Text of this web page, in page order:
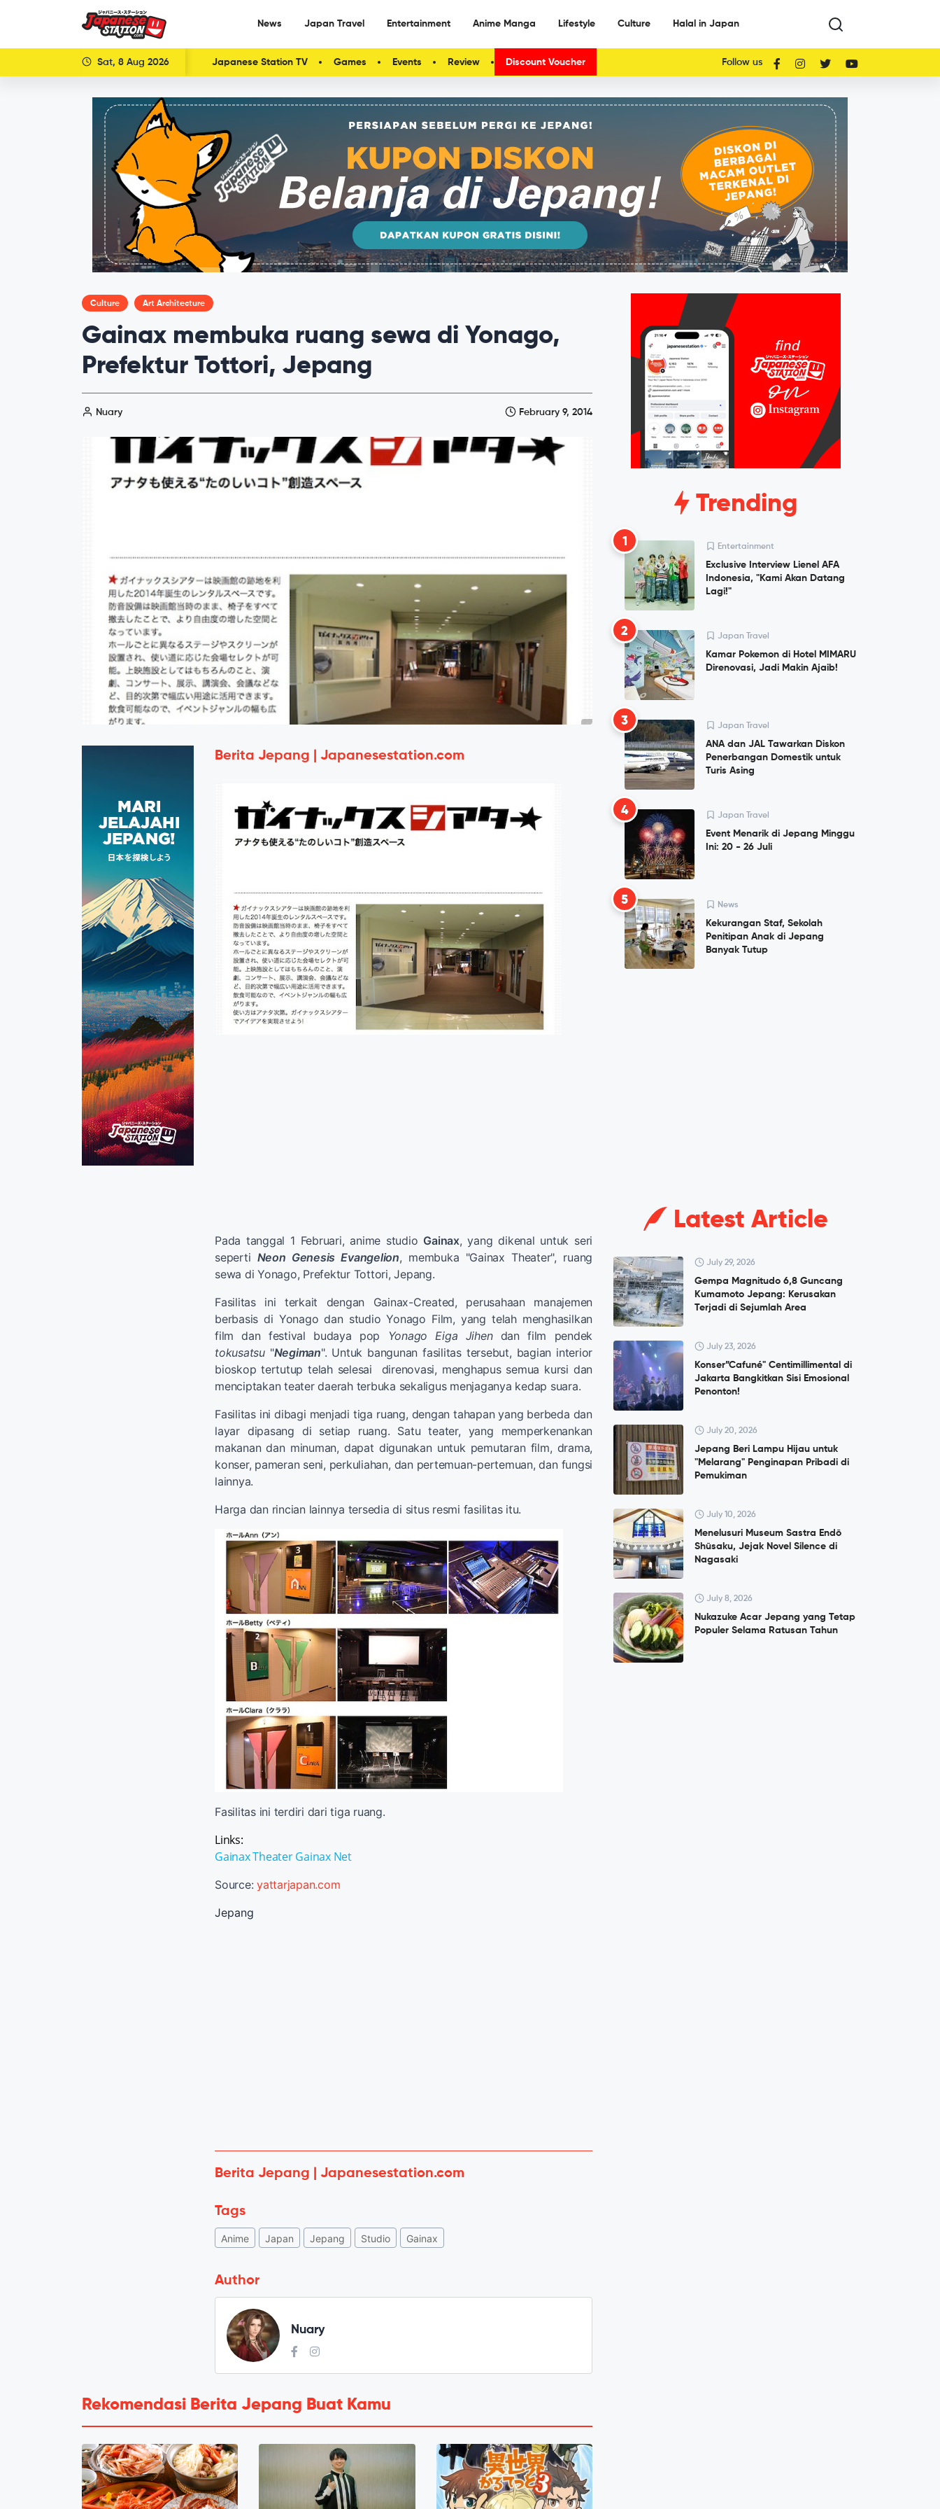
News Japan Travel Entertainment Anime Manga Lifestyle Culture Halal in Japan
Sat, 8 Aug 2026 Japanese Station TV Games Events Review Discount Voucher Follow us
Culture Art Architecture
Gainax membuka ruang sewa di Yonago,
Prefektur Tottori, Jepang
Nuary February 9, 2014
Berita Jepang | Japanesestation.com
Pada tanggal 1 Februari, anime studio Gainax, yang dikenal untuk seri
seperti Neon Genesis Evangelion, membuka "Gainax Theater", ruang
sewa di Yonago, Prefektur Tottori, Jepang.
Fasilitas ini terkait dengan Gainax-Created, perusahaan manajemen
berbasis di Yonago dan studio Yonago Film, yang telah menghasilkan
film dan festival budaya pop Yonago Eiga Jihendan film pendek
tokusatsu "Negiman". Untuk bangunan fasilitas tersebut, bagian interior
bioskop tertutup telah selesai direnovasi, menghapus semua kursi dan
menciptakan teater daerah terbuka sekaligus menjaganya kedap suara.
Fasilitas ini dibagi menjadi tiga ruang, dengan tahapan yang berbeda dan
layar dipasang di setiap ruang. Satu teater, yang memperkenankan
makanan dan minuman, dapat digunakan untuk pemutaran film, drama,
konser, pameran seni, perkuliahan, dan pertemuan-pertemuan, dan fungsi
lainnya.
Harga dan rincian lainnya tersedia di situs resmi fasilitas itu.
Fasilitas ini terdiri dari tiga ruang.
Links:
Gainax TheaterGainax Net
Source: yattarjapan.com
Jepang
Berita Jepang | Japanesestation.com
Tags
Anime Japan Jepang Studio Gainax
Author
Nuary
Rekomendasi Berita Jepang Buat Kamu
Trending
1 Entertainment
Exclusive Interview Lienel AFA
Indonesia, "Kami Akan Datang
Lagi!"
2 Japan Travel
Kamar Pokemon di Hotel MIMARU
Direnovasi, Jadi Makin Ajaib!
3 Japan Travel
ANA dan JAL Tawarkan Diskon
Penerbangan Domestik untuk
Turis Asing
4 Japan Travel
Event Menarik di Jepang Minggu
Ini: 20 - 26 Juli
5 News
Kekurangan Staf, Sekolah
Penitipan Anak di Jepang
Banyak Tutup
Latest Article
July 29, 2026
Gempa Magnitudo 6,8 Guncang
Kumamoto Jepang: Kerusakan
Terjadi di Sejumlah Area
July 23, 2026
Konser”Cafuné" Centimillimental di
Jakarta Bangkitkan Sisi Emosional
Penonton!
July 20, 2026
Jepang Beri Lampu Hijau untuk
"Melarang" Penginapan Pribadi di
Pemukiman
July 10, 2026
Menelusuri Museum Sastra Endō
Shūsaku, Jejak Novel Silence di
Nagasaki
July 8, 2026
Nukazuke Acar Jepang yang Tetap
Populer Selama Ratusan Tahun